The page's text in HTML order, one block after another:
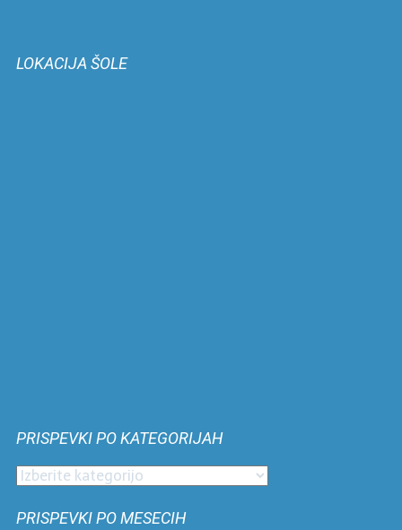
LOKACIJA ŠOLE
PRISPEVKI PO KATEGORIJAH
Prispevki
kategorijah
PRISPEVKI PO MESECIH